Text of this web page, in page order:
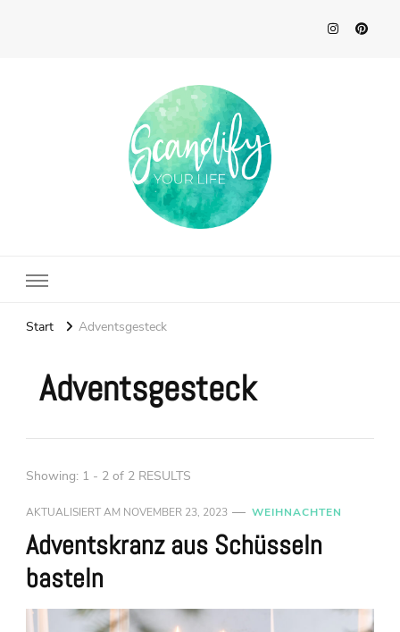
Start Adventsgesteck
Adventsgesteck
Showing: 1 - 2 of 2 RESULTS
AKTUALISIERT AM NOVEMBER 23, 2023 WEIHNACHTEN
Adventskranz aus Schüsseln
basteln